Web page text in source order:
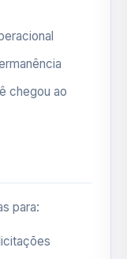
chegou ao
para: